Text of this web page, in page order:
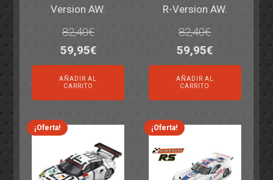
Version AW.
82,40€
El
precio
original
era:
82,40€.
59,95€El
precio
es:
59,95€.
AÑADIR AL
CARRITO
R-Version AW.
82,40€
El
precio
original
era:
82,40€.
59,95€El
precio
es:
59,95€.
AÑADIR AL
CARRITO
¡Oferta! ¡Oferta!